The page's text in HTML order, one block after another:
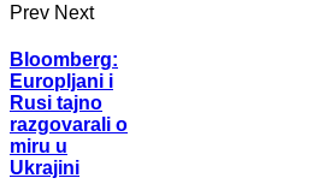
Prev Next
Bloomberg:
Europljani i
Rusi tajno
razgovarali o
miru u
Ukrajini